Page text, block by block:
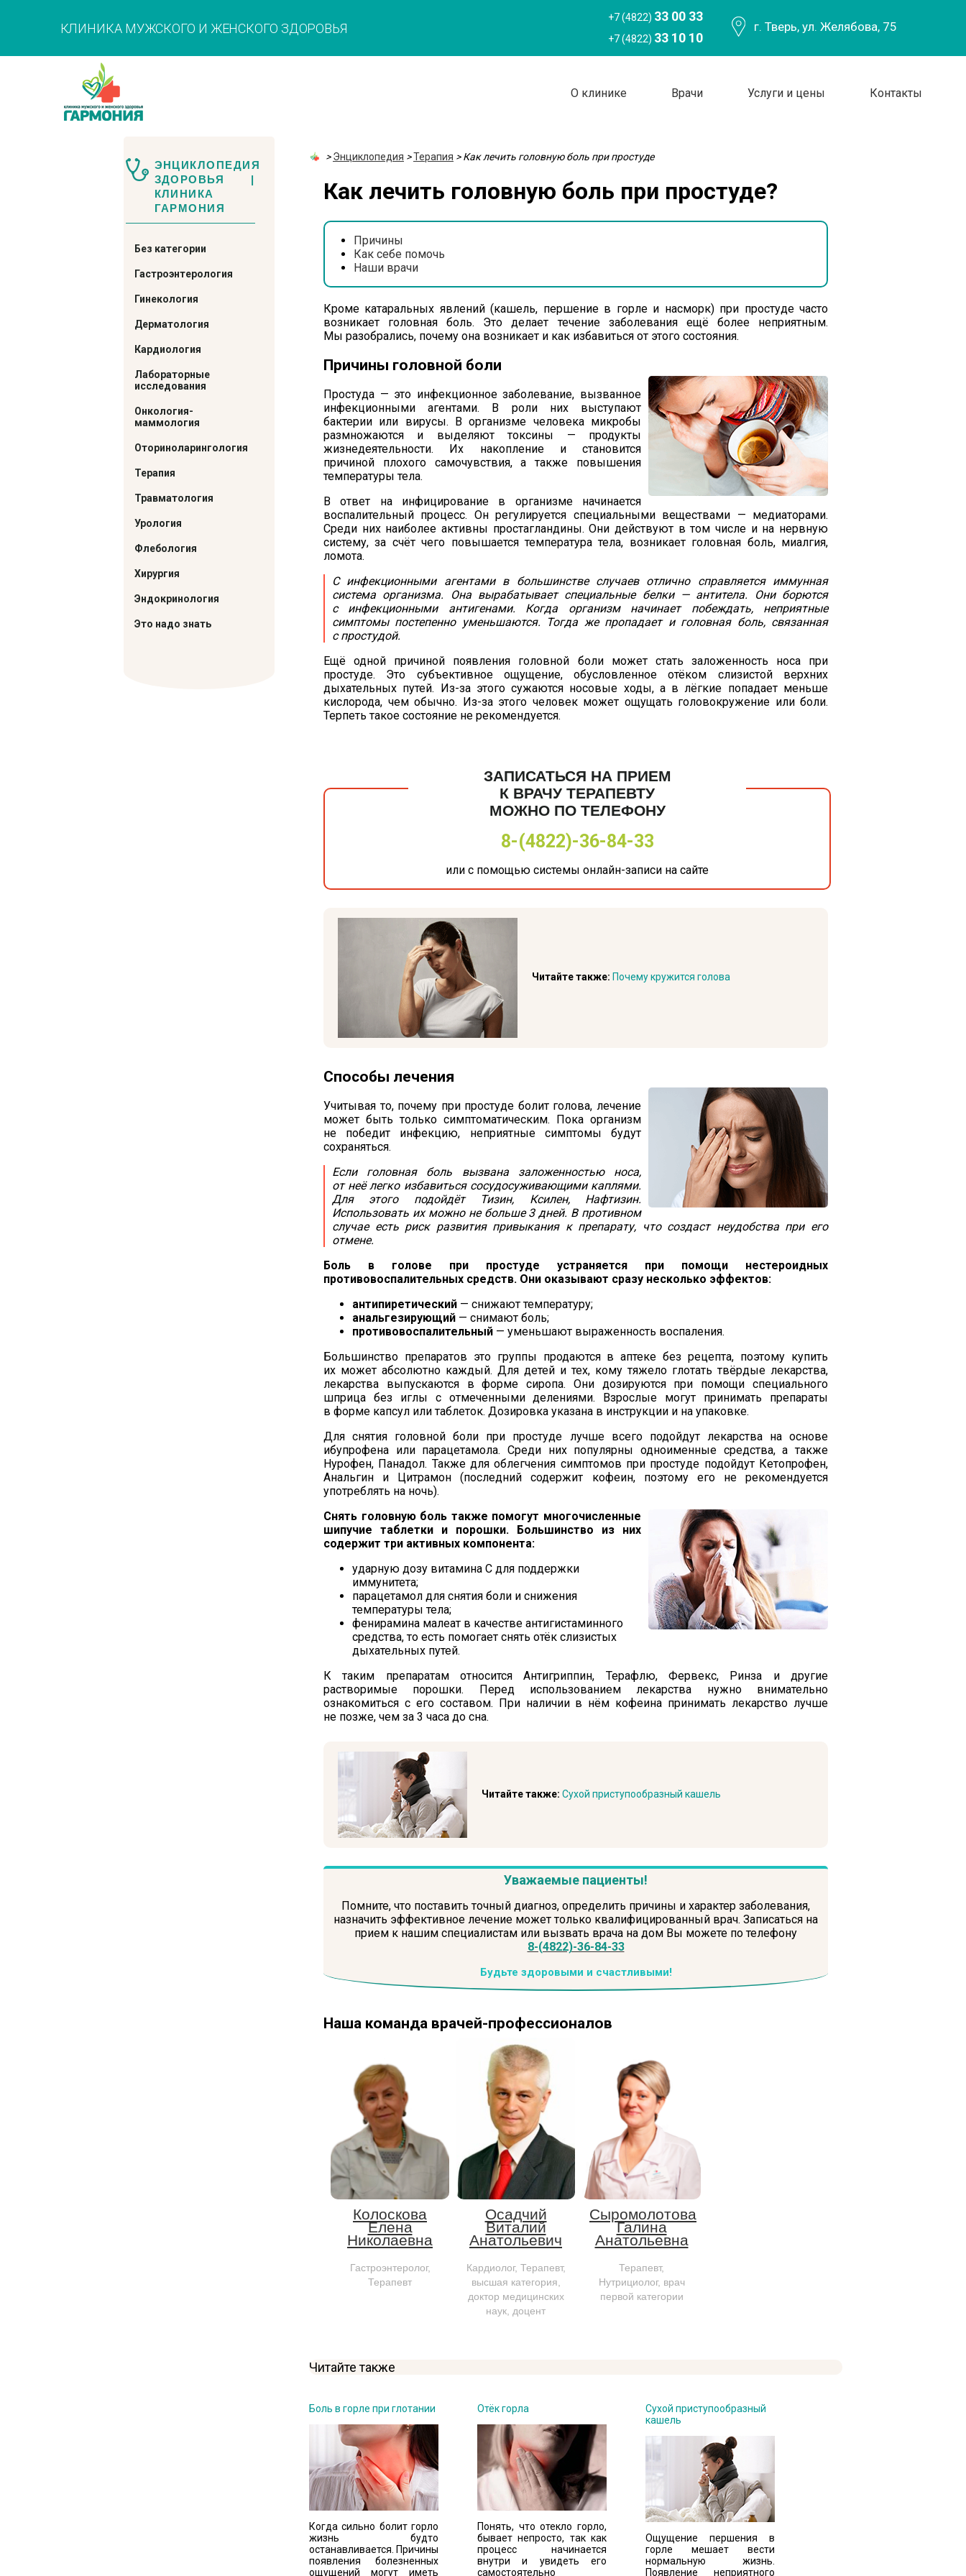
КЛИНИКА МУЖСКОГО И ЖЕНСКОГО ЗДОРОВЬЯ
+7 (4822) 33 00 33
+7 (4822) 33 10 10
г. Тверь, ул. Желябова, 75
О клинике Врачи Услуги и цены Контакты
>Энциклопедия >Терапия >Как лечить головную боль при простуде
Как лечить головную боль при простуде?
Причины
Как себе помочь
Наши врачи
Кроме катаральных явлений (кашель, першение в горле и насморк) при простуде часто
возникает головная боль. Это делает течение заболевания ещё более неприятным.
Мы разобрались, почему она возникает и как избавиться от этого состояния.
Причины головной боли
Простуда — это инфекционное заболевание, вызванное
инфекционными агентами. В роли них выступают
бактерии или вирусы. В организме человека микробы
размножаются и выделяют токсины — продукты
жизнедеятельности. Их накопление и становится
причиной плохого самочувствия, а также повышения
температуры тела.
В ответ на инфицирование в организме начинается
воспалительный процесс. Он регулируется специальными веществами — медиаторами.
Среди них наиболее активны простагландины. Они действуют в том числе и на нервную
систему, за счёт чего повышается температура тела, возникает головная боль, миалгия,
ломота.
С инфекционными агентами в большинстве случаев отлично справляется иммунная
система организма. Она вырабатывает специальные белки — антитела. Они борются
с инфекционными антигенами. Когда организм начинает побеждать, неприятные
симптомы постепенно уменьшаются. Тогда же пропадает и головная боль, связанная
с простудой.
Ещё одной причиной появления головной боли может стать заложенность носа при
простуде. Это субъективное ощущение, обусловленное отёком слизистой верхних
дыхательных путей. Из-заэтого сужаются носовые ходы, а в лёгкие попадает меньше
кислорода, чем обычно. Из-заэтого человек может ощущать головокружение или боли.
Терпеть такое состояние не рекомендуется.
ЗАПИСАТЬСЯ НА ПРИЕМ
К ВРАЧУ ТЕРАПЕВТУ
МОЖНО ПО ТЕЛЕФОНУ
8-(4822)-36-84-33
или с помощью системы онлайн-записи на сайте
Читайте также: Почему кружится голова
Способы лечения
Учитывая то, почему при простуде болит голова, лечение
может быть только симптоматическим. Пока организм
не победит инфекцию, неприятные симптомы будут
сохраняться.
Если головная боль вызвана заложенностью носа,
от неё легко избавиться сосудосуживающими каплями.
Для этого подойдёт Тизин, Ксилен, Нафтизин.
Использовать их можно не больше 3 дней. В противном
случае есть риск развития привыкания к препарату, что создаст неудобства при его
отмене.
Боль в голове при простуде устраняется при помощи нестероидных
противовоспалительных средств. Они оказывают сразу несколько эффектов:
антипиретический — снижают температуру;
анальгезирующий — снимают боль;
противовоспалительный — уменьшают выраженность воспаления.
Большинство препаратов это группы продаются в аптеке без рецепта, поэтому купить
их может абсолютно каждый. Для детей и тех, кому тяжело глотать твёрдые лекарства,
лекарства выпускаются в форме сиропа. Они дозируются при помощи специального
шприца без иглы с отмеченными делениями. Взрослые могут принимать препараты
в форме капсул или таблеток. Дозировка указана в инструкции и на упаковке.
Для снятия головной боли при простуде лучше всего подойдут лекарства на основе
ибупрофена или парацетамола. Среди них популярны одноименные средства, а также
Нурофен, Панадол. Также для облегчения симптомов при простуде подойдут Кетопрофен,
Анальгин и Цитрамон (последний содержит кофеин, поэтому его не рекомендуется
употреблять на ночь).
Снять головную боль также помогут многочисленные
шипучие таблетки и порошки. Большинство из них
содержит три активных компонента:
ударную дозу витамина С для поддержки
иммунитета;
парацетамол для снятия боли и снижения
температуры тела;
фенирамина малеат в качестве антигистаминного
средства, то есть помогает снять отёк слизистых
дыхательных путей.
К таким препаратам относится Антигриппин, Терафлю, Фервекс, Ринза и другие
растворимые порошки. Перед использованием лекарства нужно внимательно
ознакомиться с его составом. При наличии в нём кофеина принимать лекарство лучше
не позже, чем за 3 часа до сна.
Читайте также: Сухой приступообразный кашель
Уважаемые пациенты!
Помните, что поставить точный диагноз, определить причины и характер заболевания,
назначить эффективное лечение может только квалифицированный врач. Записаться на
прием к нашим специалистам или вызвать врача на дом Вы можете по телефону
8-(4822)-36-84-33
Будьте здоровыми и счастливыми!
Наша команда врачей-профессионалов
Колоскова
Елена
Николаевна
Гастроэнтеролог,
Терапевт
Осадчий
Виталий
Анатольевич
Кардиолог, Терапевт,
высшая категория,
доктор медицинских
наук, доцент
Сыромолотова
Галина
Анатольевна
Терапевт,
Нутрициолог, врач
первой категории
Читайте также
Боль в горле при глотании
Когда сильно болит горло
жизнь будто
останавливается. Причины
появления болезненных
ощущений могут иметь
Отёк горла
Понять, что отекло горло,
бывает непросто, так как
процесс начинается
внутри и увидеть его
самостоятельно
Сухой приступообразный
кашель
Ощущение першения в
горле мешает вести
нормальную жизнь.
Появление неприятного
ЭНЦИКЛОПЕДИЯ
ЗДОРОВЬЯ |
КЛИНИКА
ГАРМОНИЯ
Без категории
Гастроэнтерология
Гинекология
Дерматология
Кардиология
Лабораторные
исследования
Онкология-
маммология
Оториноларингология
Терапия
Травматология
Урология
Флебология
Хирургия
Эндокринология
Это надо знать